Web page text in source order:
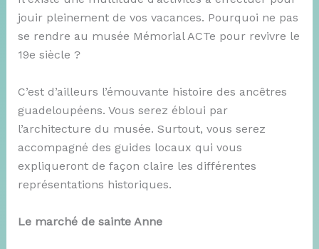
jouir pleinement de vos vacances. Pourquoi ne pas
se rendre au musée Mémorial ACTe pour revivre le
19e siècle ?
C’est d’ailleurs l’émouvante histoire des ancêtres
guadeloupéens. Vous serez ébloui par
l’architecture du musée. Surtout, vous serez
accompagné des guides locaux qui vous
expliqueront de façon claire les différentes
représentations historiques.
Le marché de sainte Anne